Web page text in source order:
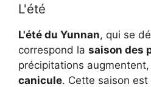
L'été
L'été du Yunnan, qui se
correspond la saison des
précipitations
canicule. Cette saison est